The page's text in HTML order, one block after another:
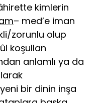
kimlerin
– med’e iman
zorunlu olup
koşullan
anlamlı ya da
bir dinin inşa